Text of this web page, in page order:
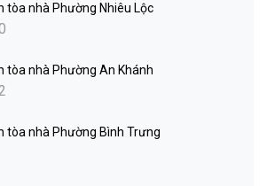
tòa nhà Phường Nhiêu Lộc
tòa nhà Phường An Khánh
tòa nhà Phường Bình Trưng